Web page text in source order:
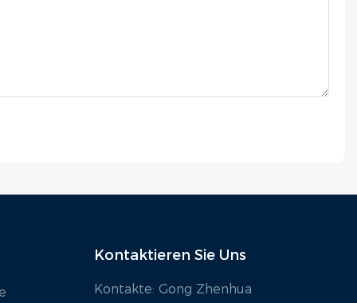
Kontaktieren Sie Uns
Kontakte: Gong Zhenhua